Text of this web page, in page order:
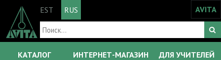
EST RUS AVITA
КАТАЛОГ ИНТЕРНЕТ-МАГАЗИН ДЛЯ УЧИТЕЛЕЙ